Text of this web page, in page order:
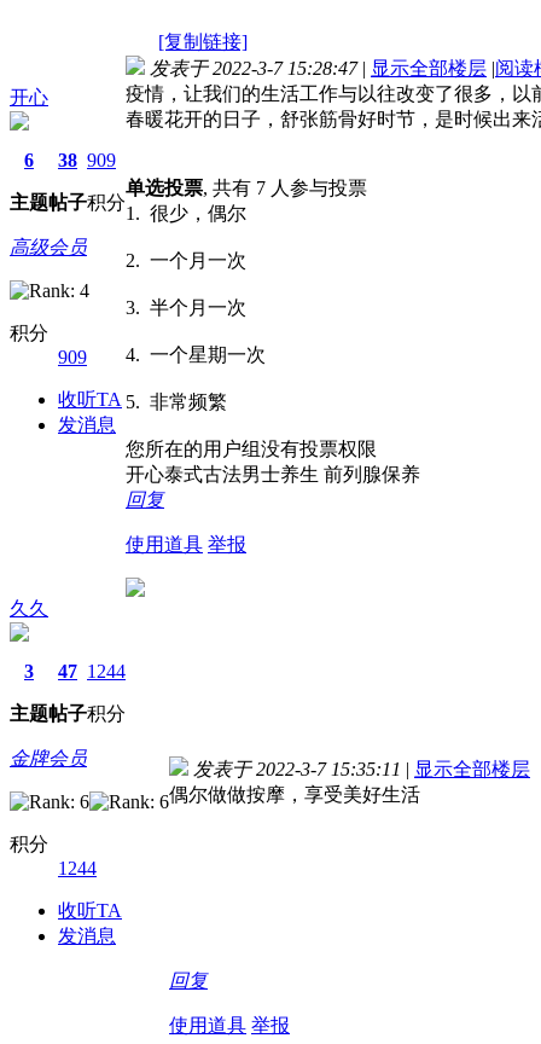
[复制链接]
开心
6
主题
38
帖子
909
积分
高级会员
积分
909
收听TA
发消息
发表于 2022-3-7 15:28:47 | 显示全部楼层 |阅读
疫情，让我们的生活工作与以往改变了很多，
春暖花开的日子，舒张筋骨好时节，是时候出来
单选投票, 共有 7 人参与投票
1. 很少，偶尔
2. 一个月一次
3. 半个月一次
4. 一个星期一次
5. 非常频繁
您所在的用户组没有投票权限
开心泰式古法男士养生 前列腺保养
回复
使用道具 举报
久久
3
主题
47
帖子
1244
积分
金牌会员
积分
1244
收听TA
发消息
发表于 2022-3-7 15:35:11 | 显示全部楼层
偶尔做做按摩，享受美好生活
回复
使用道具 举报